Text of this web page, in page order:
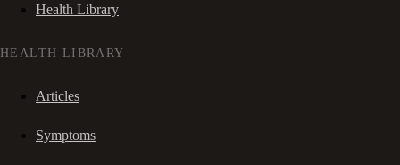
Health Library
HEALTH LIBRARY
Articles
Symptoms